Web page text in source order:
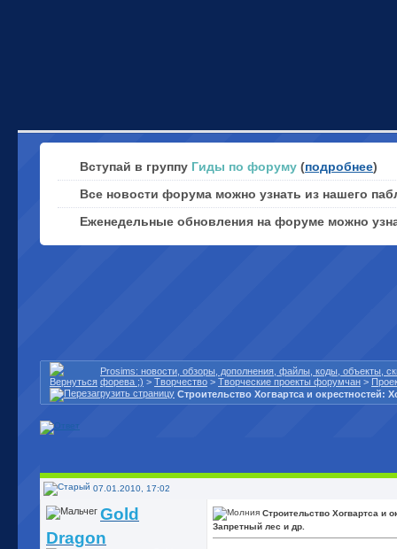
Вступай в группу Гиды по форуму (подробнее)
Все новости форума можно узнать из нашего
Еженедельные обновления на форуме можно
Prosims: новости, обзоры, дополнения, файлы, коды, объекты,
форева ;) > Творчество > Творческие проекты форумчан >
Строительство Хогвартса и окрестностей:
07.01.2010, 17:02
Gold
Dragon
Строительство Хогвартса и
Запретный лес и др.